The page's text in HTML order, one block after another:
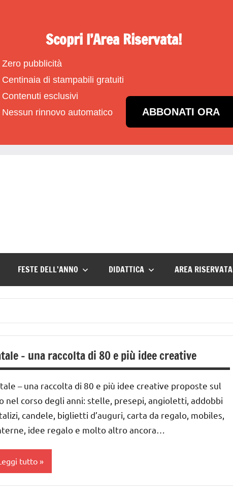
Scopri l’Area Riservata!
Zero pubblicità
Centinaia di stampabili gratuiti
Contenuti esclusivi
Nessun rinnovo automatico
ABBONATI ORA
FESTE DELL’ANNO DIDATTICA AREA RISERVATA
– una raccolta di 80 e più idee creative
– una raccolta di 80 e più idee creative proposte sul
nel corso degli anni: stelle, presepi, angioletti, addobbi
candele, biglietti d’auguri, carta da regalo, mobiles,
idee regalo e molto altro ancora…
tutto